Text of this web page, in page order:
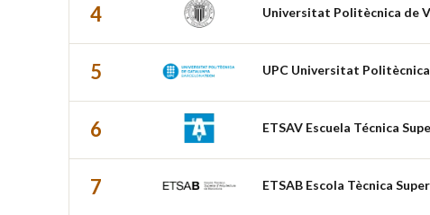
4 Universitat Politècnica de
5 UPC Universitat
6 ETSAV Escuela Técnica
7 ETSAB Escola Tècnica